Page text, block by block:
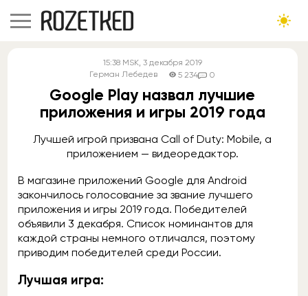
15:38 MSK, 3 декабря 2019
Герман Лебедев
5 234 0
Google Play назвал лучшие
приложения и игры 2019 года
Лучшей игрой призвана Call of Duty: Mobile, а
приложением — видеоредактор.
В магазине приложений Google для Android
закончилось голосование за звание лучшего
приложения и игры 2019 года. Победителей
объявили 3 декабря. Список номинантов для
каждой страны немного отличался, поэтому
приводим победителей среди России.
Лучшая игра: